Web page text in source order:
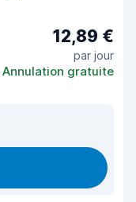
12,89 €
par jour
Annulation gratuite